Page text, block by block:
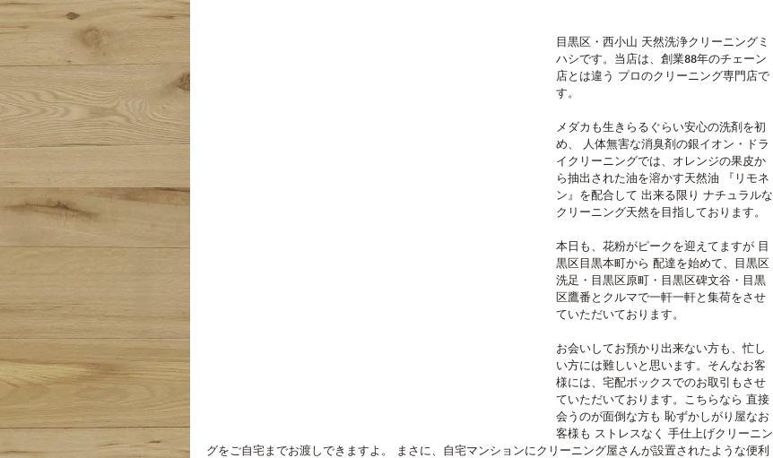
目黒区・西小山 天然洗浄クリーニングミ
ハシです。当店は、創業88年のチェーン
店とは違う プロのクリーニング専門店で
す。
メダカも生きらるぐらい安心の洗剤を初
め、 人体無害な消臭剤の銀イオン・ドラ
イクリーニングでは、オレンジの果皮か
ら抽出された油を溶かす天然油 『リモネ
ン』を配合して 出来る限り ナチュラルな
クリーニング天然を目指しております。
本日も、花粉がピークを迎えてますが 目
黒区目黒本町から 配達を始めて、目黒区
洗足・目黒区原町・目黒区碑文谷・目黒
区鷹番とクルマで一軒一軒と集荷をさせ
ていただいております。
お会いしてお預かり出来ない方も、忙し
い方には難しいと思います。そんなお客
様には、宅配ボックスでのお取引もさせ
ていただいております。こちらなら 直接
会うのが面倒な方も 恥ずかしがり屋なお
客様も ストレスなく 手仕上げクリーニン
グをご自宅までお渡しできますよ。 まさに、自宅マンションにクリーニング屋さんが設置されたような便利